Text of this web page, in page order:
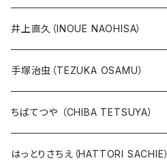
井上直久（INOUE NAOHISA）
人気作品TOP10
版画
10万未満
本、カレンダー
手塚治虫（TEZUKA OSAMU）
版画
鉄腕アトム
人気作品TOP10
ちばてつや （CHIBA TETSUYA）
版画
はっとりさちえ（HATTORI SACHIE）